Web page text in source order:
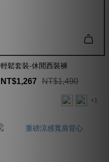
輕鬆套裝-休閒西裝褲
NT$1,267 NT$1,490
+1